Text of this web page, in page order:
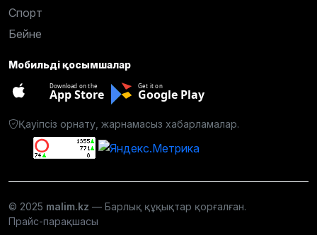
Спорт
Бейне
Мобильді қосымшалар
Download on the
App Store
Get it on
Google Play
Қауіпсіз орнату, жарнамасыз хабарламалар.
© 2025 malim.kz — Барлық құқықтар қорғалған.
Прайс-парақшасы